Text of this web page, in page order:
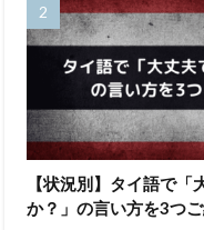
【状況別】タイ語で「
か？」の言い方を3つ